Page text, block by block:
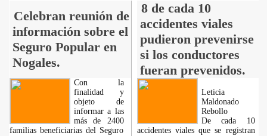
Celebran reunión de
información sobre el
Seguro Popular en
Nogales.
8 de cada 10
accidentes viales
pudieron prevenirse
si los conductores
fueran prevenidos.
Con la
finalidad y
objeto de
informar a las
más de 2400
familias beneficiarias del Seguro
Leticia
Maldonado
Rebollo
De cada 10
accidentes viales que se registran